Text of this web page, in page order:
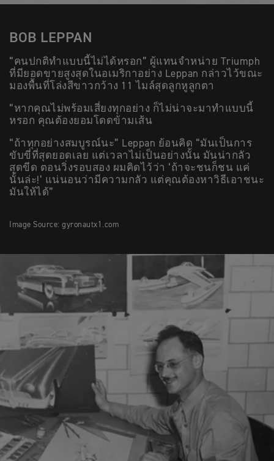
BOB LEPPAN
“คนปกติทำแบบนี้ไม่ได้หรอก” ผู้แทนจำหน่าย Triumph
ที่มียอดขายสูงสุดในอเมริกาอย่าง Leppan กล่าวไว้ขณะ
มองพื้นที่โล่งสีขาวกว้าง 11 ไมล์สุดลูกหูลูกตา
“หากคุณไม่พร้อมเสี่ยงทุกอย่าง ก็ไม่น่าจะมาทำแบบนี้
หรอก คุณต้องยอมโดดข้ามเส้น
“ถ้าทุกอย่างสมบูรณ์นะ” Leppan ย้อนคิด “มันเป็นการ
ขับขี่ที่สุดยอดเลย แต่เวลาไม่เป็นอย่างนั้น มันน่ากลัว
สุดขีด ตอนวิ่งรอบสอง ผมคิดไว้ว่า ‘ถ้าจะชนก็ชน แค่
นั้นล่ะ!’ แน่นอนว่ามีความกลัว แต่คุณต้องหาวิธีเอาชนะ
มันให้ได้”
Image Source: gyronautx1.com